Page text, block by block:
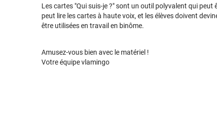
Les cartes "Qui suis-je ?" sont un outil polyvalent qui peut
peut lire les cartes à haute voix, et les élèves doivent
être utilisées en travail en binôme.
Amusez-vous bien avec le matériel !
Votre équipe vlamingo